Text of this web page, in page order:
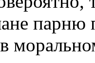
парню